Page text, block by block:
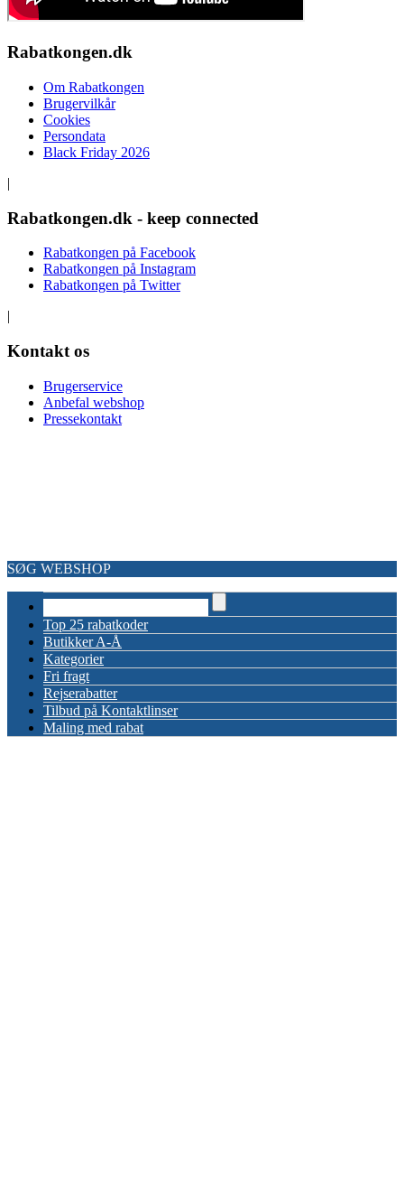
Rabatkongen.dk
Om Rabatkongen
Brugervilkår
Cookies
Persondata
Black Friday 2026
|
Rabatkongen.dk - keep connected
Rabatkongen på Facebook
Rabatkongen på Instagram
Rabatkongen på Twitter
|
Kontakt os
Brugerservice
Anbefal webshop
Pressekontakt
SØG WEBSHOP
Top 25 rabatkoder
Butikker A-Å
Kategorier
Fri fragt
Rejserabatter
Tilbud på Kontaktlinser
Maling med rabat